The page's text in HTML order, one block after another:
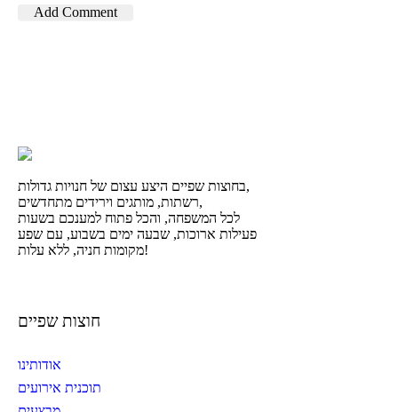
בחוצות שפיים היצע עצום של חנויות גדולות,
רשתות, מותגים וירידים מתחדשים,
לכל המשפחה, והכל פתוח למענכם בשעות
פעילות ארוכות, שבעה ימים בשבוע, עם שפע
מקומות חניה, ללא עלות!
חוצות שפיים
אודותינו
תוכנית אירועים